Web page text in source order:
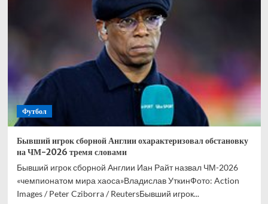
отправят
чемпионата
по
Футбол
Бывший игрок сборной Англии охарактеризовал обстановку
на ЧМ-2026 тремя словами
Бывший игрок сборной Англии Иан Райт назвал ЧМ-2026
«чемпионатом мира хаоса»Владислав УткинФото: Action
Images / Peter Cziborra / ReutersБывший игрок...